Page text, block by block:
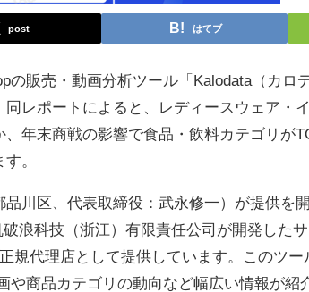
post はてブ
の販売・動画分析ツール「Kalodata（カロ
レポートによると、レディースウェア・
年末商戦の影響で食品・飲料カテゴリが
。
川区、代表取締役：武永修一）が提供を
浪科技（浙江）有限責任公司が開発した
規代理店として提供しています。このツ
や商品カテゴリの動向など幅広い情報が紹